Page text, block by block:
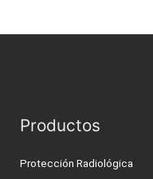
Productos
Protección Radiológica